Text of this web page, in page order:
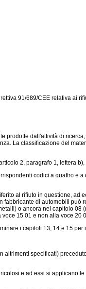
91/689/CEE relativa ai
dall'attività di
La classificazione del
2, paragrafo 1, lettera
codici a quattro e
al rifiuto in questione, ad
di automobili
o ancora nel capitolo 08
15 01 e non alla voce 20
i capitoli 13, 14 e 15 per
specificati)
e ad essi si applicano